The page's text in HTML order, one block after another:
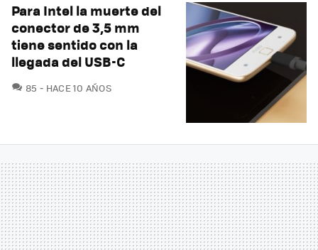
Para Intel la muerte del
conector de 3,5 mm
tiene sentido con la
llegada del USB-C
85 COMENTARIOS
HACE 10 AÑOS